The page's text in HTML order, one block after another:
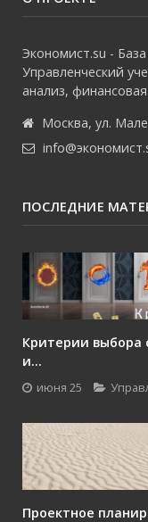
Экономист.su -
Управленческий
анализ,
Москва, ул.
ПОСЛЕДНИЕ
Критерии выбора
и...
июня 25
Проектное